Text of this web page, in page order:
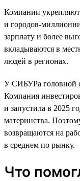
Компании
и городов-
зарплату и более
вкладываются в
людей в регионах.
У СИБУРа головной
Компания
и запустила в 2025
материнства.
возвращаются на
в среднем по рынку.
Что